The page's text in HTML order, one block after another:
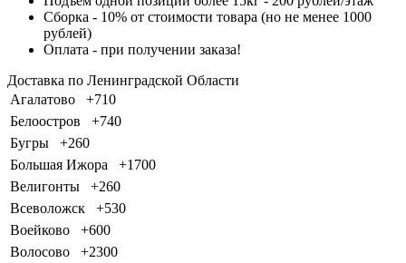
Сборка - 10% от стоимости товара (но не менее 1000
рублей)
Оплата - при получении заказа!
Доставка по Ленинградской Области
Агалатово
+710
Белоостров
+740
Бугры
+260
Большая Ижора
+1700
Велигонты
+260
Всеволожск
+530
Воейково
+600
Волосово
+2300